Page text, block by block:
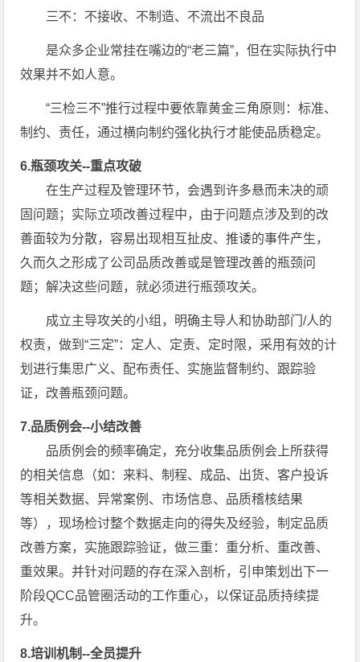
三不：不接收、不制造、不流出不良品
是众多企业常挂在嘴边的“老三篇”，但在实际执行中
效果并不如人意。
“三检三不”推行过程中要依靠黄金三角原则：标准、
制约、责任，通过横向制约强化执行才能使品质稳定。
6.瓶颈攻关--重点攻破
在生产过程及管理环节，会遇到许多悬而未决的顽
固问题；实际立项改善过程中，由于问题点涉及到的改
善面较为分散，容易出现相互扯皮、推诿的事件产生，
久而久之形成了公司品质改善或是管理改善的瓶颈问
题；解决这些问题，就必须进行瓶颈攻关。
成立主导攻关的小组，明确主导人和协助部门/人的
权责，做到“三定”：定人、定责、定时限，采用有效的计
划进行集思广义、配布责任、实施监督制约、跟踪验
证，改善瓶颈问题。
7.品质例会--小结改善
品质例会的频率确定，充分收集品质例会上所获得
的相关信息（如：来料、制程、成品、出货、客户投诉
等相关数据、异常案例、市场信息、品质稽核结果
等），现场检讨整个数据走向的得失及经验，制定品质
改善方案，实施跟踪验证，做三重：重分析、重改善、
重效果。并针对问题的存在深入剖析，引申策划出下一
阶段QCC品管圈活动的工作重心，以保证品质持续提
升。
8.培训机制--全员提升